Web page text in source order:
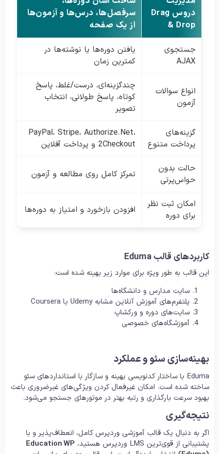
دروس Drag
& Drop
سرفصل‌ها، درس‌ها و آزمون‌ها
از یک صفحه
جستجوی
AJAX
یافتن دوره‌ها یا نوشته‌ها در
کمترین زمان
انواع سوالات
آزمون
چندگزینه‌ای، درست/غلط، پاسخ
کوتاه، پاسخ طولانی، انتخاب
تصویر
گزینه‌های
پرداخت متنوع
PayPal، Stripe، Authorize.Net،
2Checkout و پرداخت آفلاین
حالت بدون
حواس‌پرتی
تمرکز کامل روی مطالعه و آزمون
امکان ثبت نظر
برای دوره
افزودن بازخورد و امتیاز به دوره‌ها
کاربردهای قالب Eduma
این قالب به طور ویژه برای موارد زیر بهینه شده است:
سایت مدارس و دانشگاه‌ها
پلتفرم‌های آموزش آنلاین مشابه Udemy یا Coursera
سایت‌های دوره و ورکشاپ
آموزشگاه‌های خصوصی
بهینه‌سازی سئو و عملکرد
Eduma با ساختار کدنویسی بهینه و سازگار با استانداردهای سئو
ساخته شده است. امکان غیرفعال کردن ویژگی‌های غیرضروری باعث
بهبود سرعت بارگذاری و رتبه بهتر در موتورهای جستجو می‌شود.
نتیجه‌گیری
اگر به دنبال یک قالب آموزشی وردپرس کامل، انعطاف‌پذیر و با
پشتیبانی از قوی‌ترین LMS وردپرس هستید،
Education WP